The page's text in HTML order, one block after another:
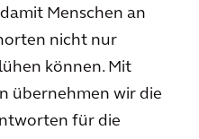
Menschen an
nicht nur
können. Mit
übernehmen wir die
für die